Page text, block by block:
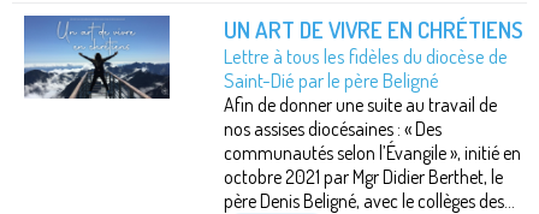
UN ART DE VIVRE EN CHRÉTIENS
Lettre à tous les fidèles du diocèse de
Saint-Dié par le père Beligné
Afin de donner une suite au travail de
nos assises diocésaines : « Des
communautés selon l’Évangile », initié en
octobre 2021 par Mgr Didier Berthet, le
père Denis Beligné, avec le collèges des...